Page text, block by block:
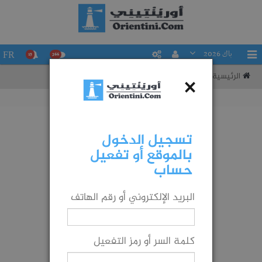
باك 2026 266
15
FR
الرئيسية تقييم حظوظك في التوجيه إلى شعبة ما×
تسجيل الدخول
بالموقع أو تفعيل
حساب
البريد الإلكتروني أو رقم الهاتف
كلمة السر أو رمز التفعيل